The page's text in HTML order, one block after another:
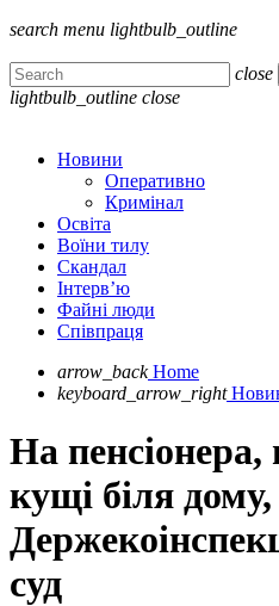
search menu lightbulb_outline
close
lightbulb_outline close
Новини
Оперативно
Кримінал
Освіта
Воїни тилу
Скандал
Інтерв’ю
Файні люди
Співпраця
arrow_back Home
keyboard_arrow_right
На пенсіонера,
кущі біля дому,
суд